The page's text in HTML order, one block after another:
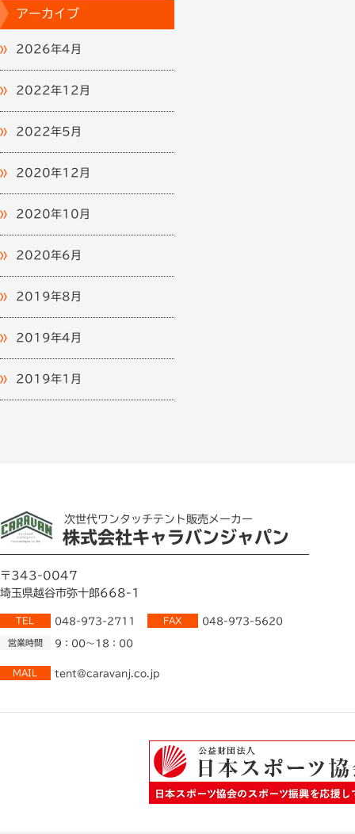
アーカイブ
2026年4月
2022年12月
2022年5月
2020年12月
2020年10月
2020年6月
2019年8月
2019年4月
2019年1月
次世代ワンタッチテント販売メーカー
株式会社キャラバンジャパン
〒343-0047
埼玉県越谷市弥十郎668-1
TEL 048-973-2711 FAX 048-973-5620
営業時間 9：00～18：00
MAIL tent@caravanj.co.jp